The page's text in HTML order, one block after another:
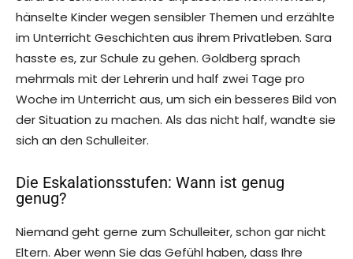
hänselte Kinder wegen sensibler Themen und erzählte
im Unterricht Geschichten aus ihrem Privatleben. Sara
hasste es, zur Schule zu gehen. Goldberg sprach
mehrmals mit der Lehrerin und half zwei Tage pro
Woche im Unterricht aus, um sich ein besseres Bild von
der Situation zu machen. Als das nicht half, wandte sie
sich an den Schulleiter.
Die Eskalationsstufen: Wann ist genug
genug?
Niemand geht gerne zum Schulleiter, schon gar nicht
Eltern. Aber wenn Sie das Gefühl haben, dass Ihre